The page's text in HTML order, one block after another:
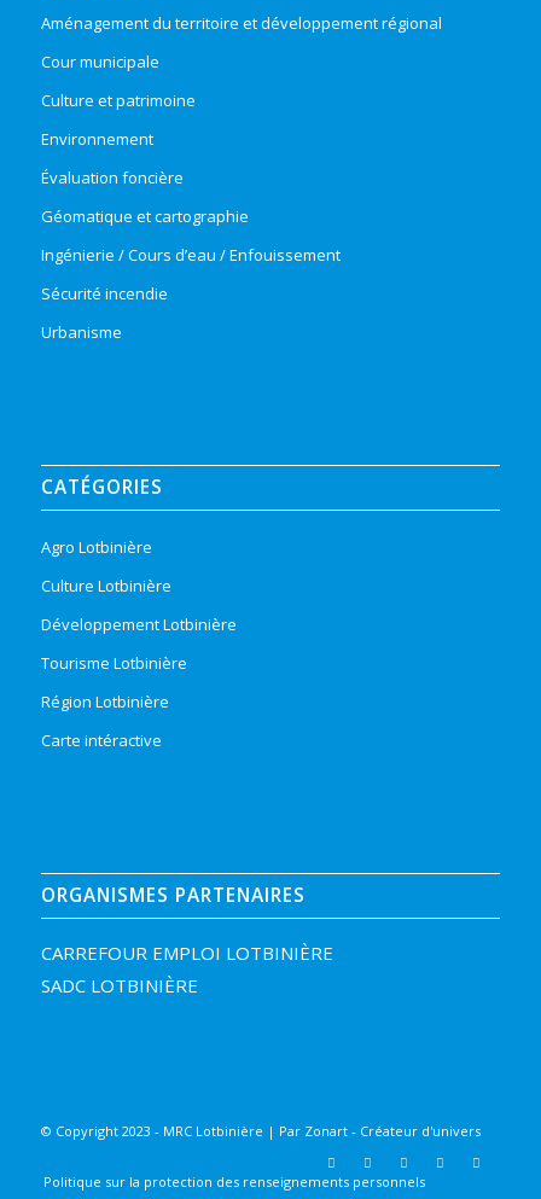
Aménagement du territoire et développement régional
Cour municipale
Culture et patrimoine
Environnement
Évaluation foncière
Géomatique et cartographie
Ingénierie / Cours d’eau / Enfouissement
Sécurité incendie
Urbanisme
CATÉGORIES
Agro Lotbinière
Culture Lotbinière
Développement Lotbinière
Tourisme Lotbinière
Région Lotbinière
Carte intéractive
ORGANISMES PARTENAIRES
CARREFOUR EMPLOI LOTBINIÈRE
SADC LOTBINIÈRE
© Copyright 2023 - MRC Lotbinière | Par Zonart - Créateur d'univers
Politique sur la protection des renseignements personnels